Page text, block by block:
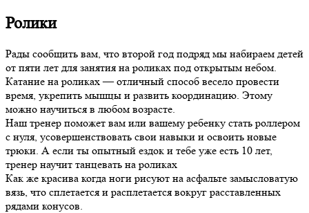
Ролики
Рады сообщить вам, что второй год подряд мы набираем детей
от пяти лет для занятия на роликах под открытым небом.
Катание на роликах — отличный способ весело провести
время, укрепить мышцы и развить координацию. Этому
можно научиться в любом возрасте.
Наш тренер поможет вам или вашему ребенку стать роллером
с нуля, усовершенствовать свои навыки и освоить новые
трюки. А если ты опытный ездок и тебе уже есть 10 лет,
тренер научит танцевать на роликах
Как же красива когда ноги рисуют на асфальте замысловатую
вязь, что сплетается и расплетается вокруг расставленных
рядами конусов.